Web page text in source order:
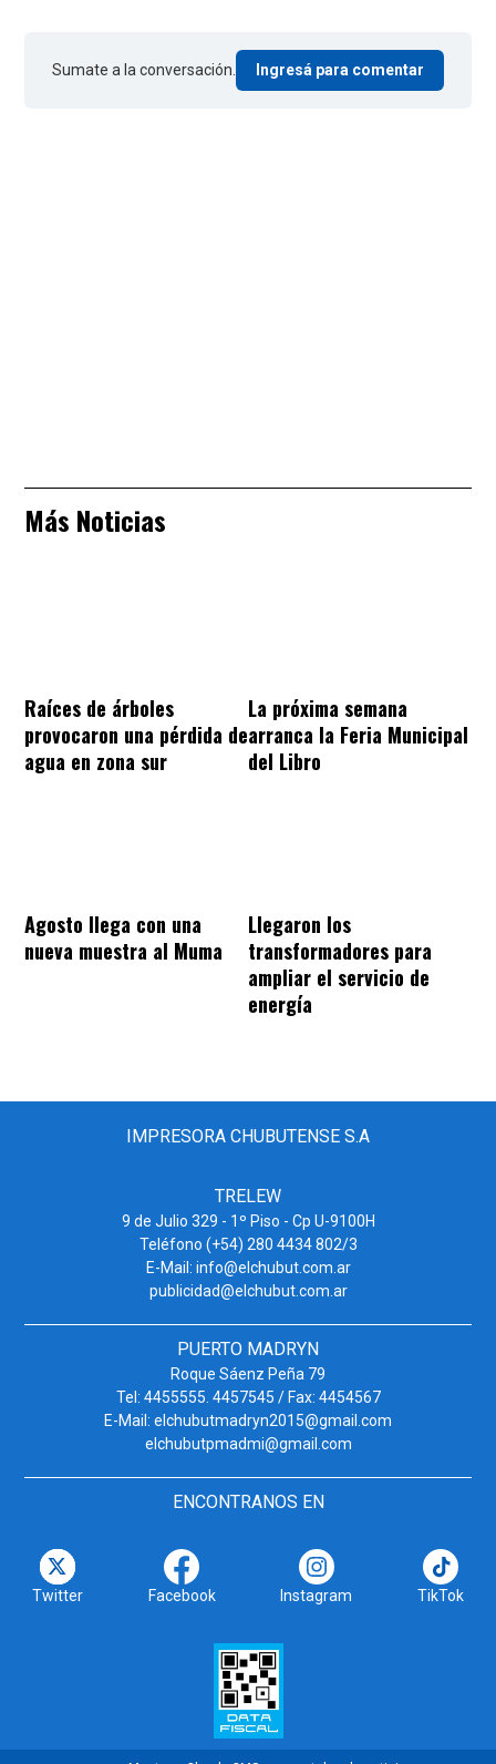
Sumate a la conversación. Ingresá para comentar
Más Noticias
Raíces de árboles
provocaron una pérdida de
agua en zona sur
La próxima semana
arranca la Feria Municipal
del Libro
Agosto llega con una
nueva muestra al Muma
Llegaron los
transformadores para
ampliar el servicio de
energía
IMPRESORA CHUBUTENSE S.A
TRELEW
9 de Julio 329 - 1º Piso - Cp U-9100H
Teléfono (+54) 280 4434 802/3
E-Mail: info@elchubut.com.ar
publicidad@elchubut.com.ar
PUERTO MADRYN
Roque Sáenz Peña 79
Tel: 4455555. 4457545 / Fax: 4454567
E-Mail: elchubutmadryn2015@gmail.com
elchubutpmadmi@gmail.com
ENCONTRANOS EN
Twitter Facebook Instagram TikTok